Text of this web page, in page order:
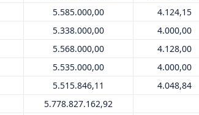
5.585.000,00
4.124,15
5.338.000,00
4.000,00
5.568.000,00
4.128,00
5.535.000,00
4.000,00
5.515.846,11
4.048,84
5.778.827.162,92